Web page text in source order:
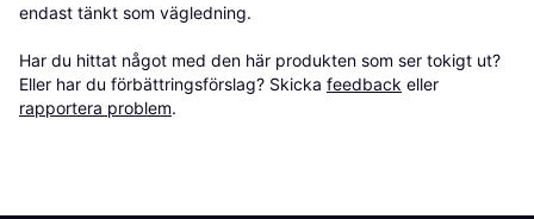
endast tänkt som vägledning.
Har du hittat något med den här produkten som ser tokigt ut?
Eller har du förbättringsförslag? Skicka feedback eller
rapportera problem.